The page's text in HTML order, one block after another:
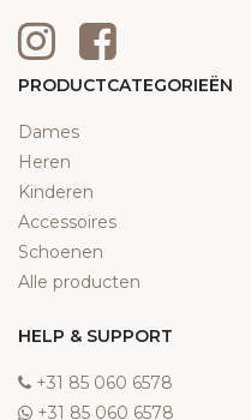
PRODUCTCATEGORIEËN
Dames
Heren
Kinderen
Accessoires
Schoenen
Alle producten
HELP & SUPPORT
‎+31 85 060 6578
‎+31 85 060 6578